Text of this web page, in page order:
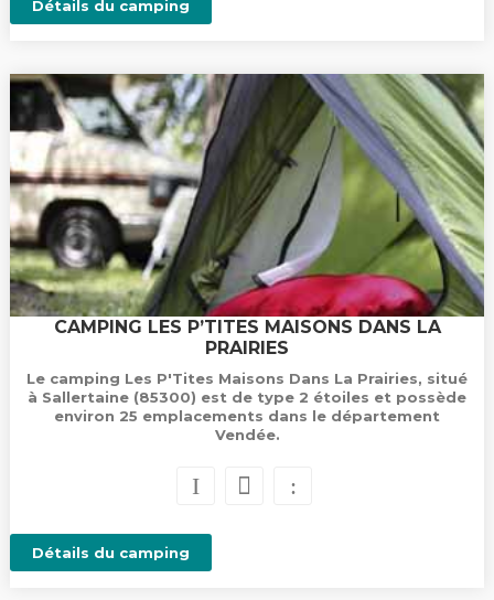
Détails du camping
CAMPING LES P’TITES MAISONS DANS LA
PRAIRIES
Le camping Les P'Tites Maisons Dans La Prairies, situé
à Sallertaine (85300) est de type 2 étoiles et possède
environ 25 emplacements dans le département
Vendée.
Détails du camping